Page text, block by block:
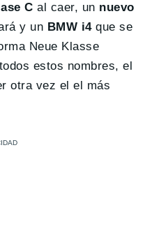
C al caer, un nuevo
y un BMW i4que se
Neue Klasse
estos nombres, el
otra vez el el más